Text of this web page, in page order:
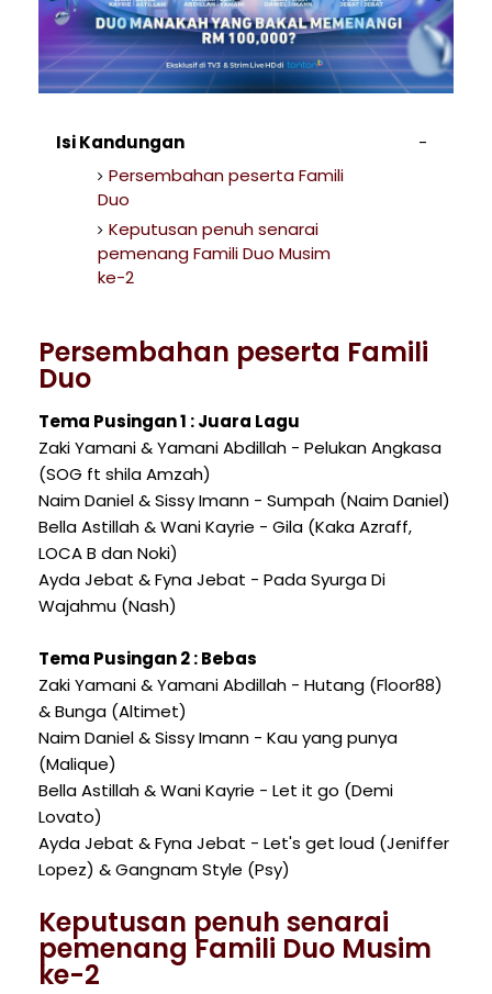
Isi Kandungan
Persembahan peserta Famili
Duo
Keputusan penuh senarai
pemenang Famili Duo Musim
ke-2
Persembahan peserta Famili
Duo
Tema Pusingan 1 : Juara Lagu
Zaki Yamani & Yamani Abdillah - Pelukan Angkasa
(SOG ft shila Amzah)
Naim Daniel & Sissy Imann - Sumpah (Naim Daniel)
Bella Astillah & Wani Kayrie - Gila (Kaka Azraff,
LOCA B dan Noki)
Ayda Jebat & Fyna Jebat - Pada Syurga Di
Wajahmu (Nash)
Tema Pusingan 2 : Bebas
Zaki Yamani & Yamani Abdillah - Hutang (Floor88)
& Bunga (Altimet)
Naim Daniel & Sissy Imann - Kau yang punya
(Malique)
Bella Astillah & Wani Kayrie - Let it go (Demi
Lovato)
Ayda Jebat & Fyna Jebat - Let's get loud (Jeniffer
Lopez) & Gangnam Style (Psy)
Keputusan penuh senarai
pemenang Famili Duo Musim
ke-2